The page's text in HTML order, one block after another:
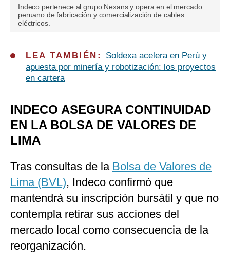
Indeco pertenece al grupo Nexans y opera en el mercado
peruano de fabricación y comercialización de cables
eléctricos.
LEA TAMBIÉN: Soldexa acelera en Perú y
apuesta por minería y robotización: los proyectos
en cartera
INDECO ASEGURA CONTINUIDAD
EN LA BOLSA DE VALORES DE
LIMA
Tras consultas de la Bolsa de Valores de
Lima (BVL), Indeco confirmó que
mantendrá su inscripción bursátil y que no
contempla retirar sus acciones del
mercado local como consecuencia de la
reorganización.